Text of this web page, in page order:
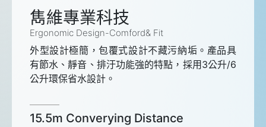
雋維專業科技
Ergonomic Design-Comford& Fit
外型設計極簡，包覆式設計不藏污納垢。產品具
有節水、靜音、排汙功能強的特點，採用3公升/6
公升環保省水設計。
15.5m Converying Distance